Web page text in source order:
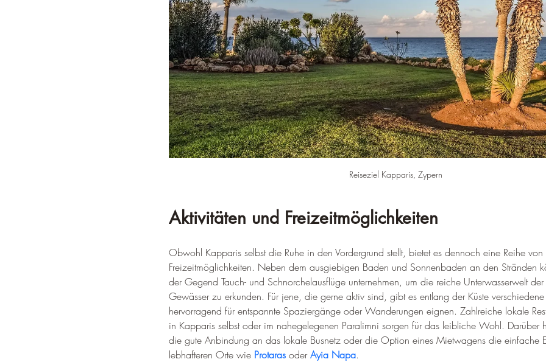
Reiseziel Kapparis, Zypern
Aktivitäten und Freizeitmöglichkeiten
Obwohl Kapparis selbst die Ruhe in den Vordergrund stellt, bietet es dennoch eine Reihe von
Freizeitmöglichkeiten. Neben dem ausgiebigen Baden und Sonnenbaden an den Stränden
der Gegend Tauch- und Schnorchelausflüge unternehmen, um die reiche Unterwasserwelt
Gewässer zu erkunden. Für jene, die gerne aktiv sind, gibt es entlang der Küste
hervorragend für entspannte Spaziergänge oder Wanderungen eignen. Zahlreiche lokale
in Kapparis selbst oder im nahegelegenen Paralimni sorgen für das leibliche Wohl. Darüber
die gute Anbindung an das lokale Busnetz oder die Option eines Mietwagens die einfache
lebhafteren Orte wie Protaras oder Ayia Napa.